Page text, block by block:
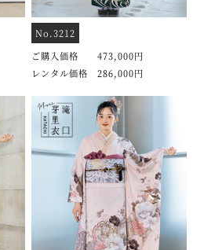
No.3212
ご購入価格 473,000円
レンタル価格 286,000円